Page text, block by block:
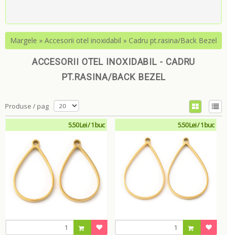
Margele » Accesorii otel inoxidabil » Cadru pt.rasina/Back Bezel
ACCESORII OTEL INOXIDABIL - CADRU
PT.RASINA/BACK BEZEL
Produse / pag
5.50 Lei / 1 buc 5.50 Lei / 1 buc